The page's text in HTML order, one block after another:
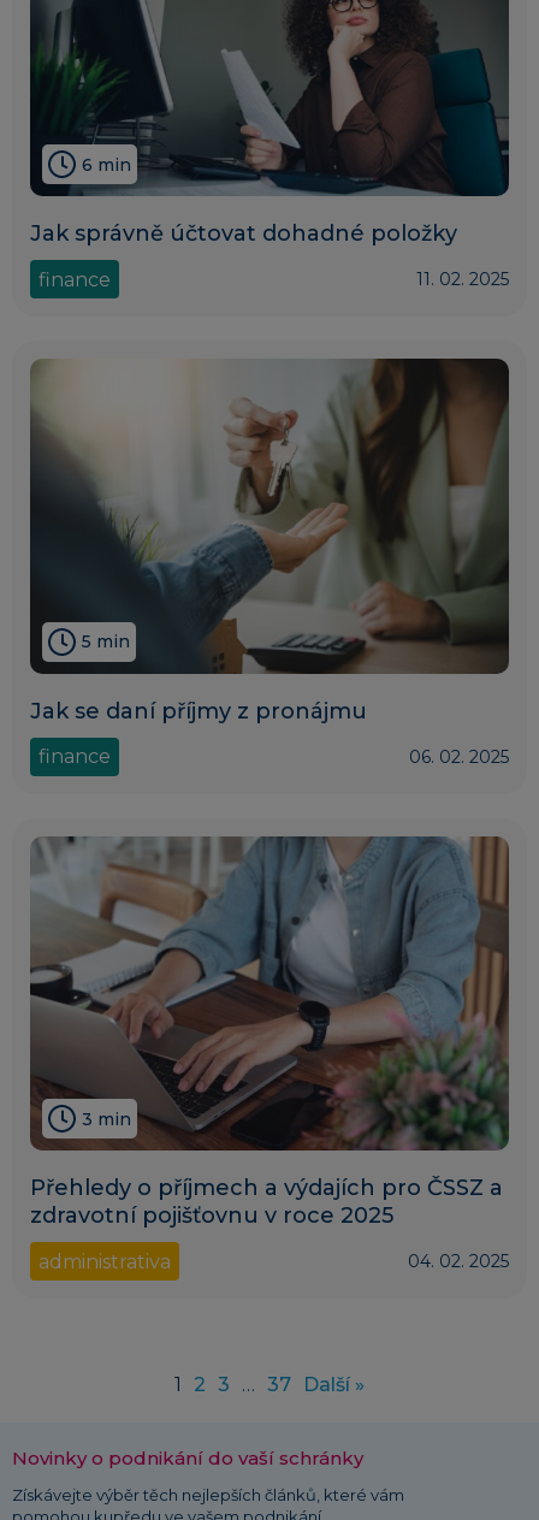
6 min
Jak správně účtovat dohadné položky
finance 11. 02. 2025
5 min
Jak se daní příjmy z pronájmu
finance 06. 02. 2025
3 min
Přehledy o příjmech a výdajích pro ČSSZ a
zdravotní pojišťovnu v roce 2025
administrativa 04. 02. 2025
1 2 3 … 37 Další »
Novinky o podnikání do vaší schránky
Získávejte výběr těch nejlepších článků, které vám